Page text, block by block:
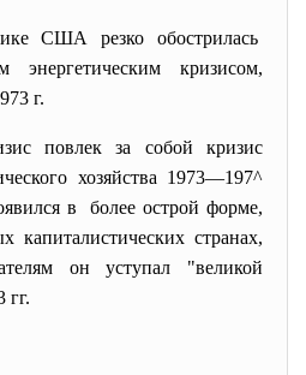
США резко обострилась
энергетическим кризисом,
г.
повлек за собой кризис
хозяйства 1973—197^
в более острой форме,
капиталистических странах,
он уступал "великой
гг.